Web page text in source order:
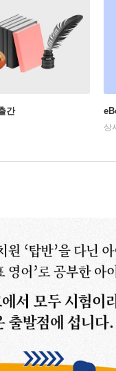
간
상